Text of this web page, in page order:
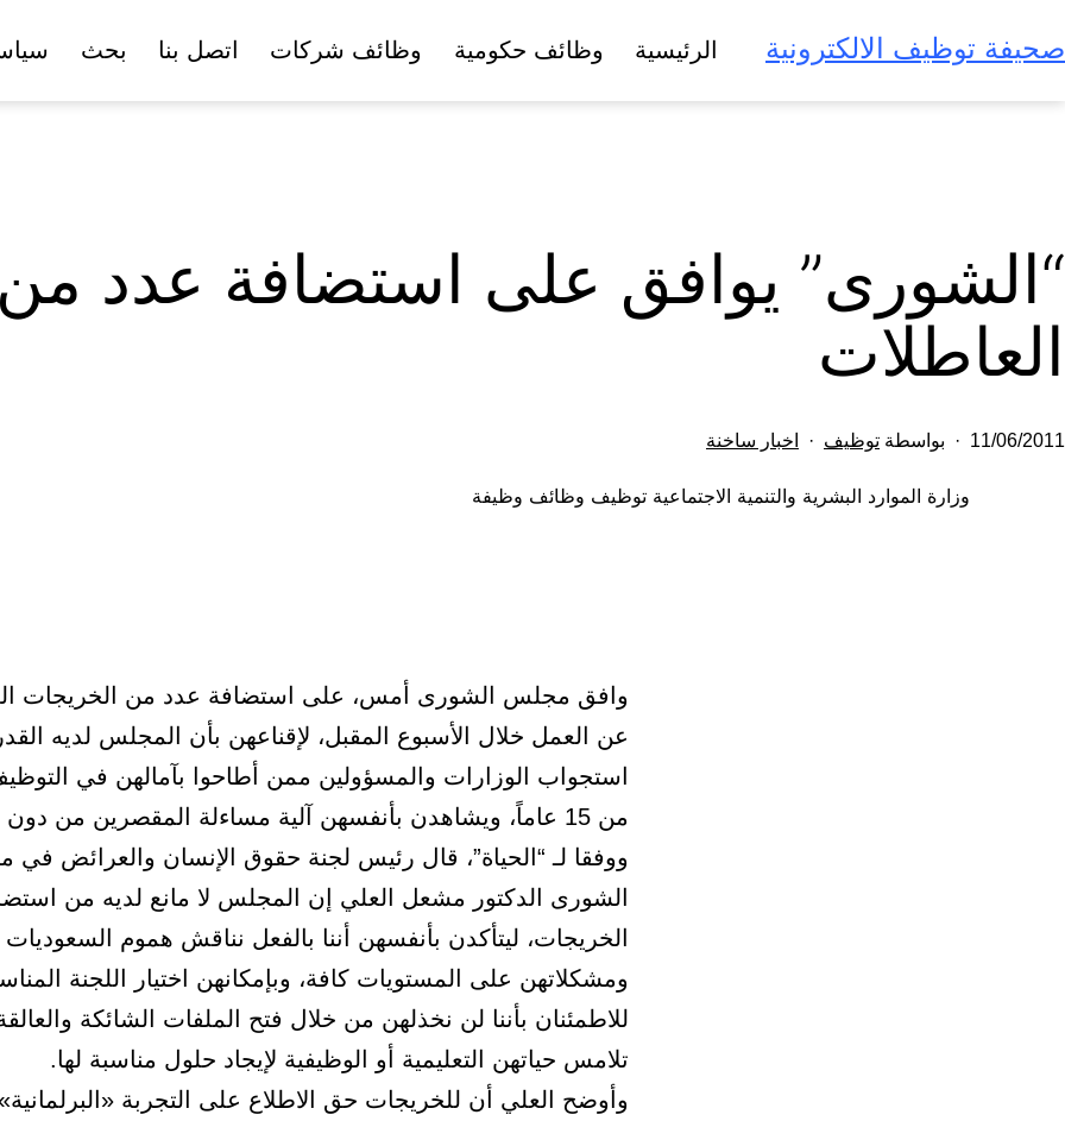
إلى
المحتوى
صحيفة توظيف الالكترونية الرئيسية وظائف حكومية وظائف شركات اتصل بنا بحث
“الشورى” يوافق على استضافة عدد
العاطلات
تم
في
11/06/2011 بواسطة توظيف اخبار ساخنة
وزارة الموارد البشرية والتنمية الاجتماعية توظيف وظائف وظيفة
وافق مجلس الشورى أمس، على استضافة عدد من الخريجات
عن العمل خلال الأسبوع المقبل، لإقناعهن بأن المجلس لديه
استجواب الوزارات والمسؤولين ممن أطاحوا بآمالهن في
من 15 عاماً، ويشاهدن بأنفسهن آلية مساءلة المقصرين من دون «محاباة».
ووفقا لـ “الحياة”، قال رئيس لجنة حقوق الإنسان والعرائض
الشورى الدكتور مشعل العلي إن المجلس لا مانع لديه من
الخريجات، ليتأكدن بأنفسهن أننا بالفعل نناقش هموم السعوديات
ومشكلاتهن على المستويات كافة، وبإمكانهن اختيار اللجنة
للاطمئنان بأننا لن نخذلهن من خلال فتح الملفات الشائكة
تلامس حياتهن التعليمية أو الوظيفية لإيجاد حلول مناسبة لها.
وأوضح العلي أن للخريجات حق الاطلاع على التجربة